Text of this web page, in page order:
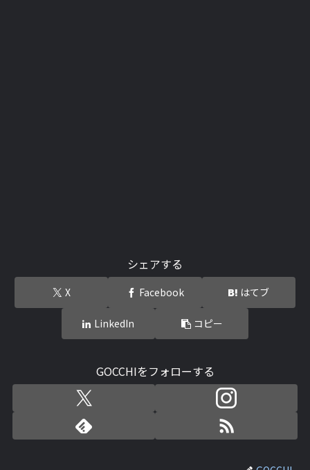
シェアする
X Facebook はてブ
LinkedIn コピー
GOCCHIをフォローする